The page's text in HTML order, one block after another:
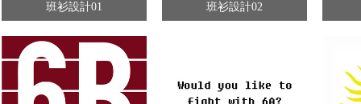
班衫設計01 班衫設計02